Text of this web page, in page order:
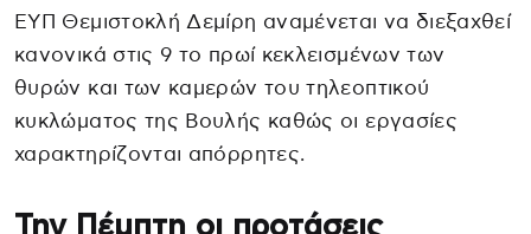
ΕΥΠ Θεμιστοκλή Δεμίρη αναμένεται να διεξαχθεί
κανονικά στις 9 το πρωί κεκλεισμένων των
θυρών και των καμερών του τηλεοπτικού
κυκλώματος της Βουλής καθώς οι εργασίες
χαρακτηρίζονται απόρρητες.
Την Πέμπτη οι προτάσεις